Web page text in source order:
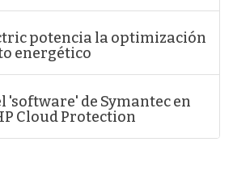
potencia la optimización
energético
'software' de Symantec en
Cloud Protection